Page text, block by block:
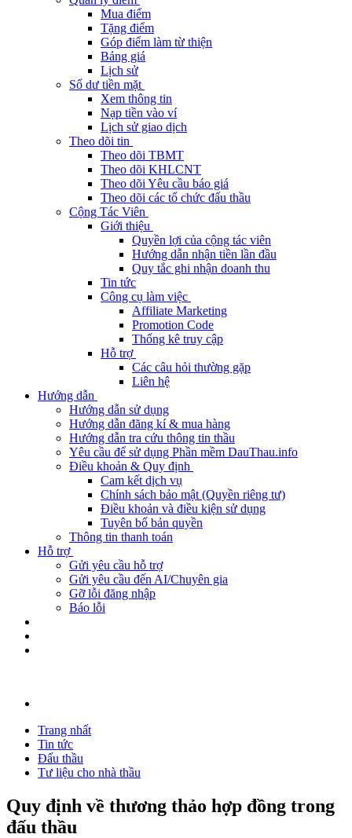
Mua điểm
Tặng điểm
Góp điểm làm từ thiện
Bảng giá
Lịch sử
Số dư tiền mặt
Xem thông tin
Nạp tiền vào ví
Lịch sử giao dịch
Theo dõi tin
Theo dõi TBMT
Theo dõi KHLCNT
Theo dõi Yêu cầu báo giá
Theo dõi các tổ chức đấu thầu
Cộng Tác Viên
Giới thiệu
Quyền lợi của cộng tác viên
Hướng dẫn nhận tiền lần đầu
Quy tắc ghi nhận doanh thu
Tin tức
Công cụ làm việc
Affiliate Marketing
Promotion Code
Thống kê truy cập
Hỗ trợ
Các câu hỏi thường gặp
Liên hệ
Hướng dẫn
Hướng dẫn sử dụng
Hướng dẫn đăng kí & mua hàng
Hướng dẫn tra cứu thông tin thầu
Yêu cầu để sử dụng Phần mềm DauThau.info
Điều khoản & Quy định
Cam kết dịch vụ
Chính sách bảo mật (Quyền riêng tư)
Điều khoản và điều kiện sử dụng
Tuyên bố bản quyền
Thông tin thanh toán
Hỗ trợ
Gửi yêu cầu hỗ trợ
Gửi yêu cầu đến AI/Chuyên gia
Gỡ lỗi đăng nhập
Báo lỗi
Trang nhất
Tin tức
Đấu thầu
Tư liệu cho nhà thầu
Quy định về thương thảo hợp đồng trong
đấu thầu